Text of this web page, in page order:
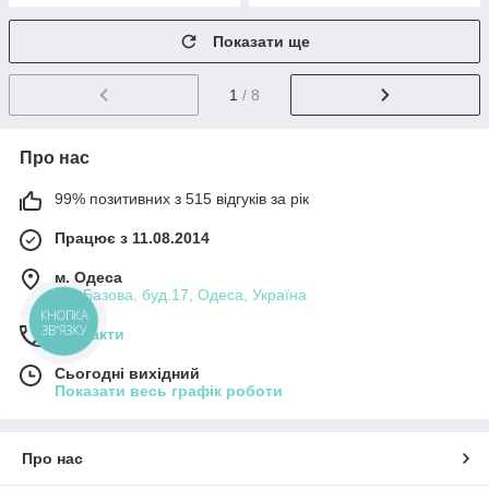
Показати ще
1 / 8
Про нас
99% позитивних з 515 відгуків за рік
Працює з 11.08.2014
м. Одеса
вул.Базова, буд.17, Одеса, Україна
Контакти
Сьогодні вихідний
Показати весь графік роботи
Про нас
КНОПКА
ЗВ'ЯЗКУ